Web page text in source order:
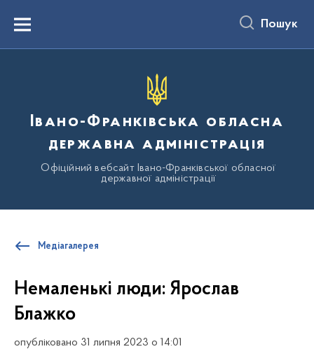
вмістуMenu Пошук
Івано-Франківська обласна
державна адміністрація
Офіційний вебсайт Івано-Франківської обласної
державної адміністрації
Медіагалерея
Немаленькі люди: Ярослав
Блажко
опубліковано 31 липня 2023 о 14:01